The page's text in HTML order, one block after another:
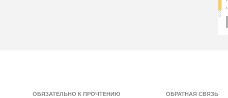
ОБЯЗАТЕЛЬНО К ПРОЧТЕНИЮ ОБРАТНАЯ СВЯЗЬ